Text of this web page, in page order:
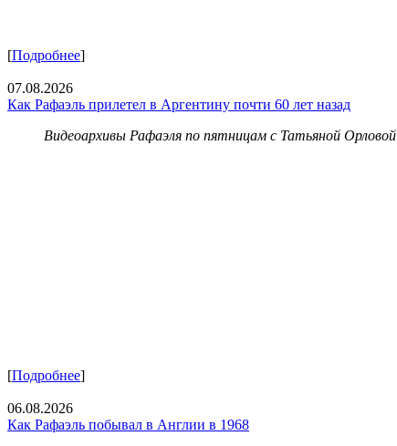
[Подробнее]
07.08.2026
Как Рафаэль прилетел в Аргентину почти 60 лет назад
Видеоархивы Рафаэля по пятницам с Татьяной Орловой
[Подробнее]
06.08.2026
Как Рафаэль побывал в Англии в 1968